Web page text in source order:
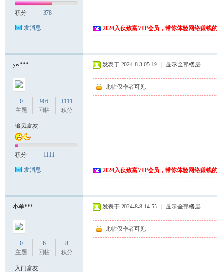
积分 378
发消息 2024入伙致富VIP会员，带你体验网络赚钱
yw***
0
主题
906
回帖
1111
积分
追风富友
积分 1111
发消息
发表于 2024-8-3 05:19 显示全部楼层
此帖仅作者可见
2024入伙致富VIP会员，带你体验网络赚钱
小羊***
0
主题
6
回帖
8
积分
入门富友
发表于 2024-8-8 14:55 显示全部楼层
此帖仅作者可见